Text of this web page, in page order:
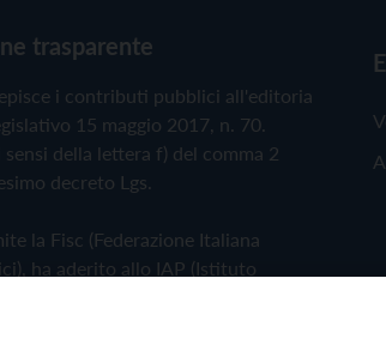
trasparente
i contributi pubblici all'editoria
15 maggio 2017, n. 70.
sensi della lettera f) del comma 2
decreto Lgs.
la Fisc (Federazione Italiana
ha aderito allo IAP (Istituto